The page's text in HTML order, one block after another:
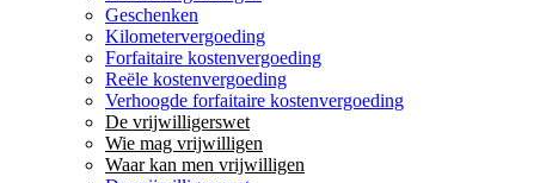
Geschenken
Kilometervergoeding
Forfaitaire kostenvergoeding
Reële kostenvergoeding
Verhoogde forfaitaire kostenvergoeding
De vrijwilligerswet
Wie mag vrijwilligen
Waar kan men vrijwilligen